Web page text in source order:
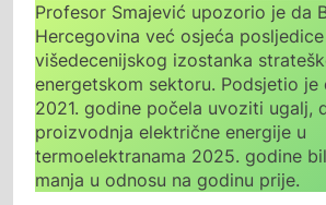
Profesor Smajević upozorio je da
Hercegovina već osjeća posljedice
višedecenijskog izostanka
energetskom sektoru. Podsjetio je
2021. godine počela uvoziti ugalj,
proizvodnja električne energije u
termoelektranama 2025. godine
manja u odnosu na godinu prije.